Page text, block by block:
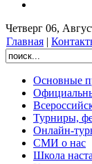
Четверг 06,
Главная |
Основные
Турниры,
Онлайн-
СМИ о нас
Школа